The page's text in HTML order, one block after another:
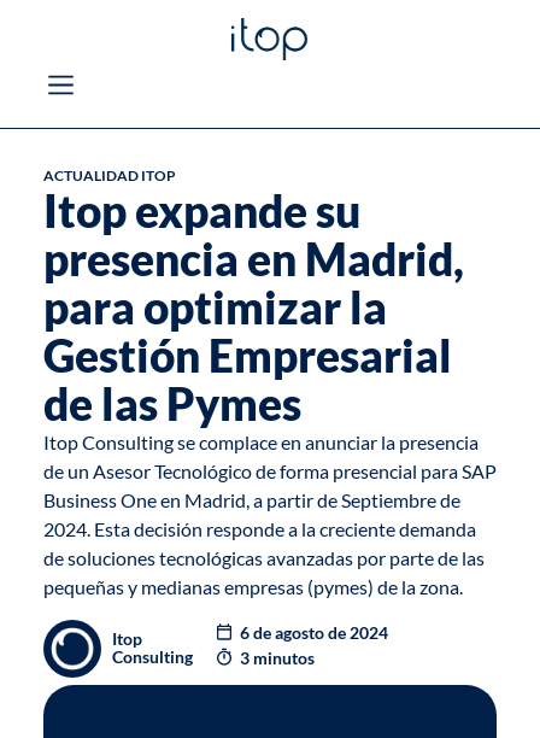
ACTUALIDAD ITOP
Itop expande su
presencia en Madrid,
para optimizar la
Gestión Empresarial
de las Pymes
Itop Consulting se complace en anunciar la presencia
de un Asesor Tecnológico de forma presencial paraSAP
Business One en Madrid, a partir de Septiembre de
2024. Esta decisión responde a la creciente demanda
de soluciones tecnológicas avanzadas por parte de las
pequeñas y medianas empresas (pymes) de la zona.
Itop
Consulting
6 de agosto de 2024
3 minutos